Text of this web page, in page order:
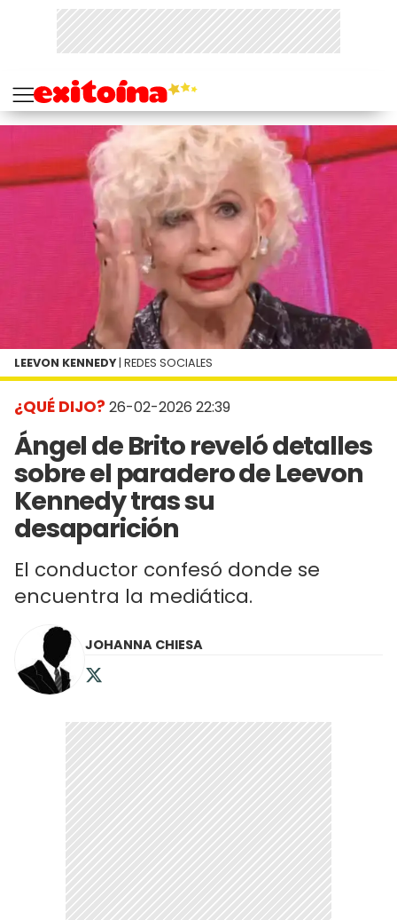
¿QUÉ DIJO? 26-02-2026 22:39
Ángel de Brito reveló detalles
sobre el paradero de Leevon
Kennedy tras su
desaparición
El conductor confesó donde se
encuentra la mediática.
LEEVON KENNEDY| REDES SOCIALES
JOHANNA CHIESA